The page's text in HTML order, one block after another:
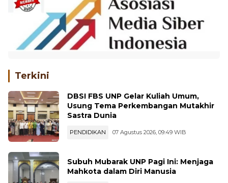
Terkini
DBSI FBS UNP Gelar Kuliah Umum,
Usung Tema Perkembangan Mutakhir
Sastra Dunia
PENDIDIKAN 07 Agustus 2026, 09:49 WIB
Subuh Mubarak UNP Pagi Ini: Menjaga
Mahkota dalam Diri Manusia